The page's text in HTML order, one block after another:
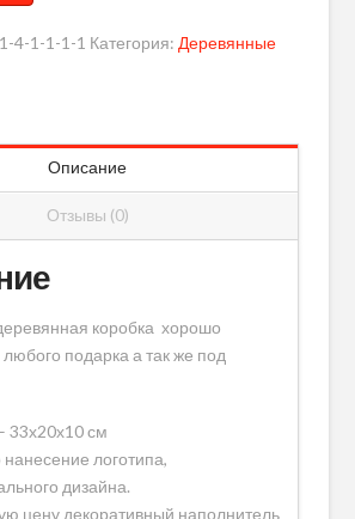
4-1-1-1-1 Категория: Деревянные
Описание
Отзывы (0)
коробка хорошо
подарка а так же под
33х20х10 см
логотипа,
дизайна.
цену декоративный наполнитель